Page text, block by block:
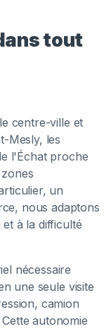
tout
centre-ville et
Mesly, les
l'Échat proche
un
nous adaptons
à la difficulté
nécessaire
une seule visite
camion
autonomie